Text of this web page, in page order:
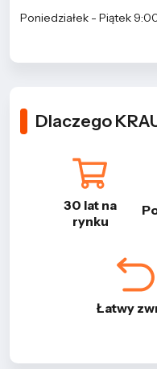
Poniedziałek - Piątek
Dlaczego
30 lat na
rynku
Łatwy